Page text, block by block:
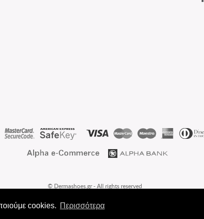
cookies. Περισσότερα
© Dermashoes.gr - All rights reserved